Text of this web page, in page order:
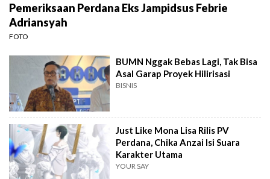
Pemeriksaan Perdana Eks Jampidsus Febrie
Adriansyah
FOTO
BUMN Nggak Bebas Lagi, Tak Bisa
Asal Garap Proyek Hilirisasi
BISNIS
Just Like Mona Lisa Rilis PV
Perdana, Chika Anzai Isi Suara
Karakter Utama
YOUR SAY